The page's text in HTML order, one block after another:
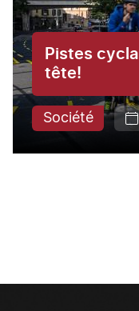
Pistes
tête!
Société